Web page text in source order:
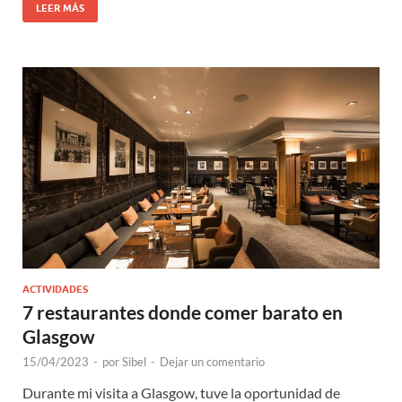
LEER MÁS
ACTIVIDADES
7 restaurantes donde comer barato en
Glasgow
15/04/2023 - porSibel - Dejar un comentario
Durante mi visita a Glasgow, tuve la oportunidad de